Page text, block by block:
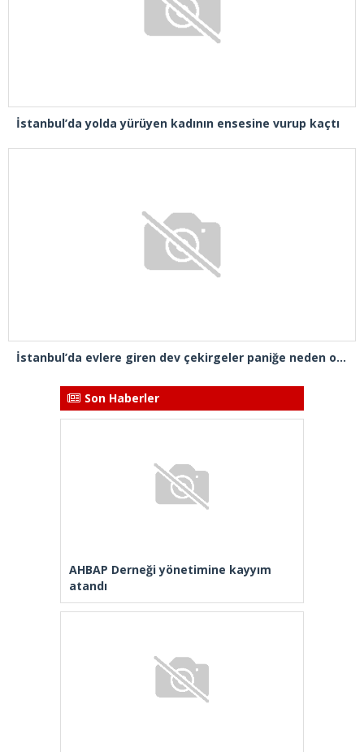
İstanbul’da yolda yürüyen kadının ensesine vurup kaçtı
İstanbul’da evlere giren dev çekirgeler paniğe neden oldu
Son Haberler
AHBAP Derneği yönetimine kayyım
atandı